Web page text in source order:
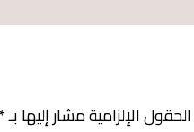
الحقول الإلزامية مشار إليها بـ*